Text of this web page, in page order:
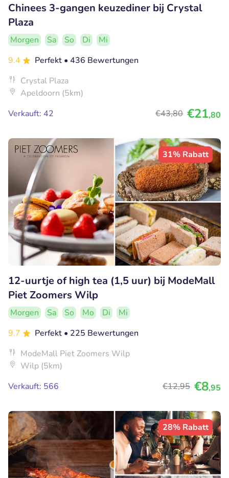
Chinees 3-gangen keuzediner bij Crystal
Plaza
Morgen Sa So Di
Mi
9.4
Perfekt • 436 Bewertungen
Crystal Plaza
Apeldoorn (5km)
Verkauft: 42
€43,80 €21,80
31% Rabatt
12-uurtje of high tea (1,5 uur) bij ModeMall
Piet Zoomers Wilp
Morgen Sa So Mo Di
Mi
9.7
Perfekt • 225 Bewertungen
ModeMall Piet Zoomers Wilp
Wilp (5km)
Verkauft: 566
€12,95 €8,95
28% Rabatt